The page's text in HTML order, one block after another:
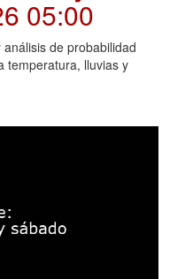
05:00
de probabilidad
temperatura, lluvias y